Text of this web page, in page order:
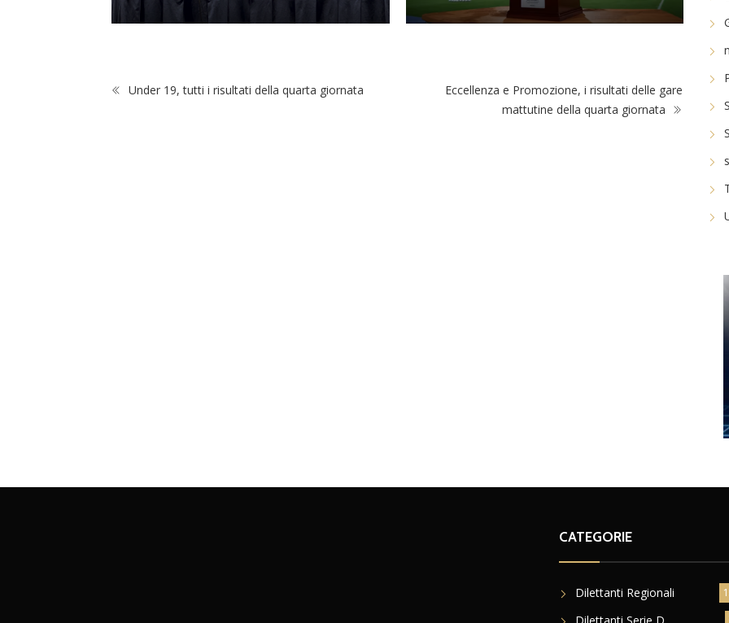
Under 19, tutti i risultati della quarta giornata
Eccellenza e Promozione, i risultati delle gare
mattutine della quarta giornata
CATEGORIE
Dilettanti Regionali